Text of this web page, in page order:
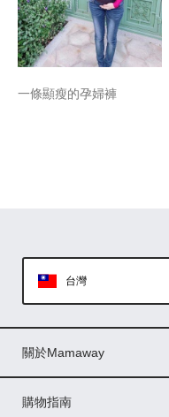
一條顯瘦的孕婦褲
台灣
印尼
菲律賓
關於Mamaway
門市據點
最新消息
品牌故事
人力招募
媒體花絮
隱私權聲明
CSR企業社會責任
購物指南